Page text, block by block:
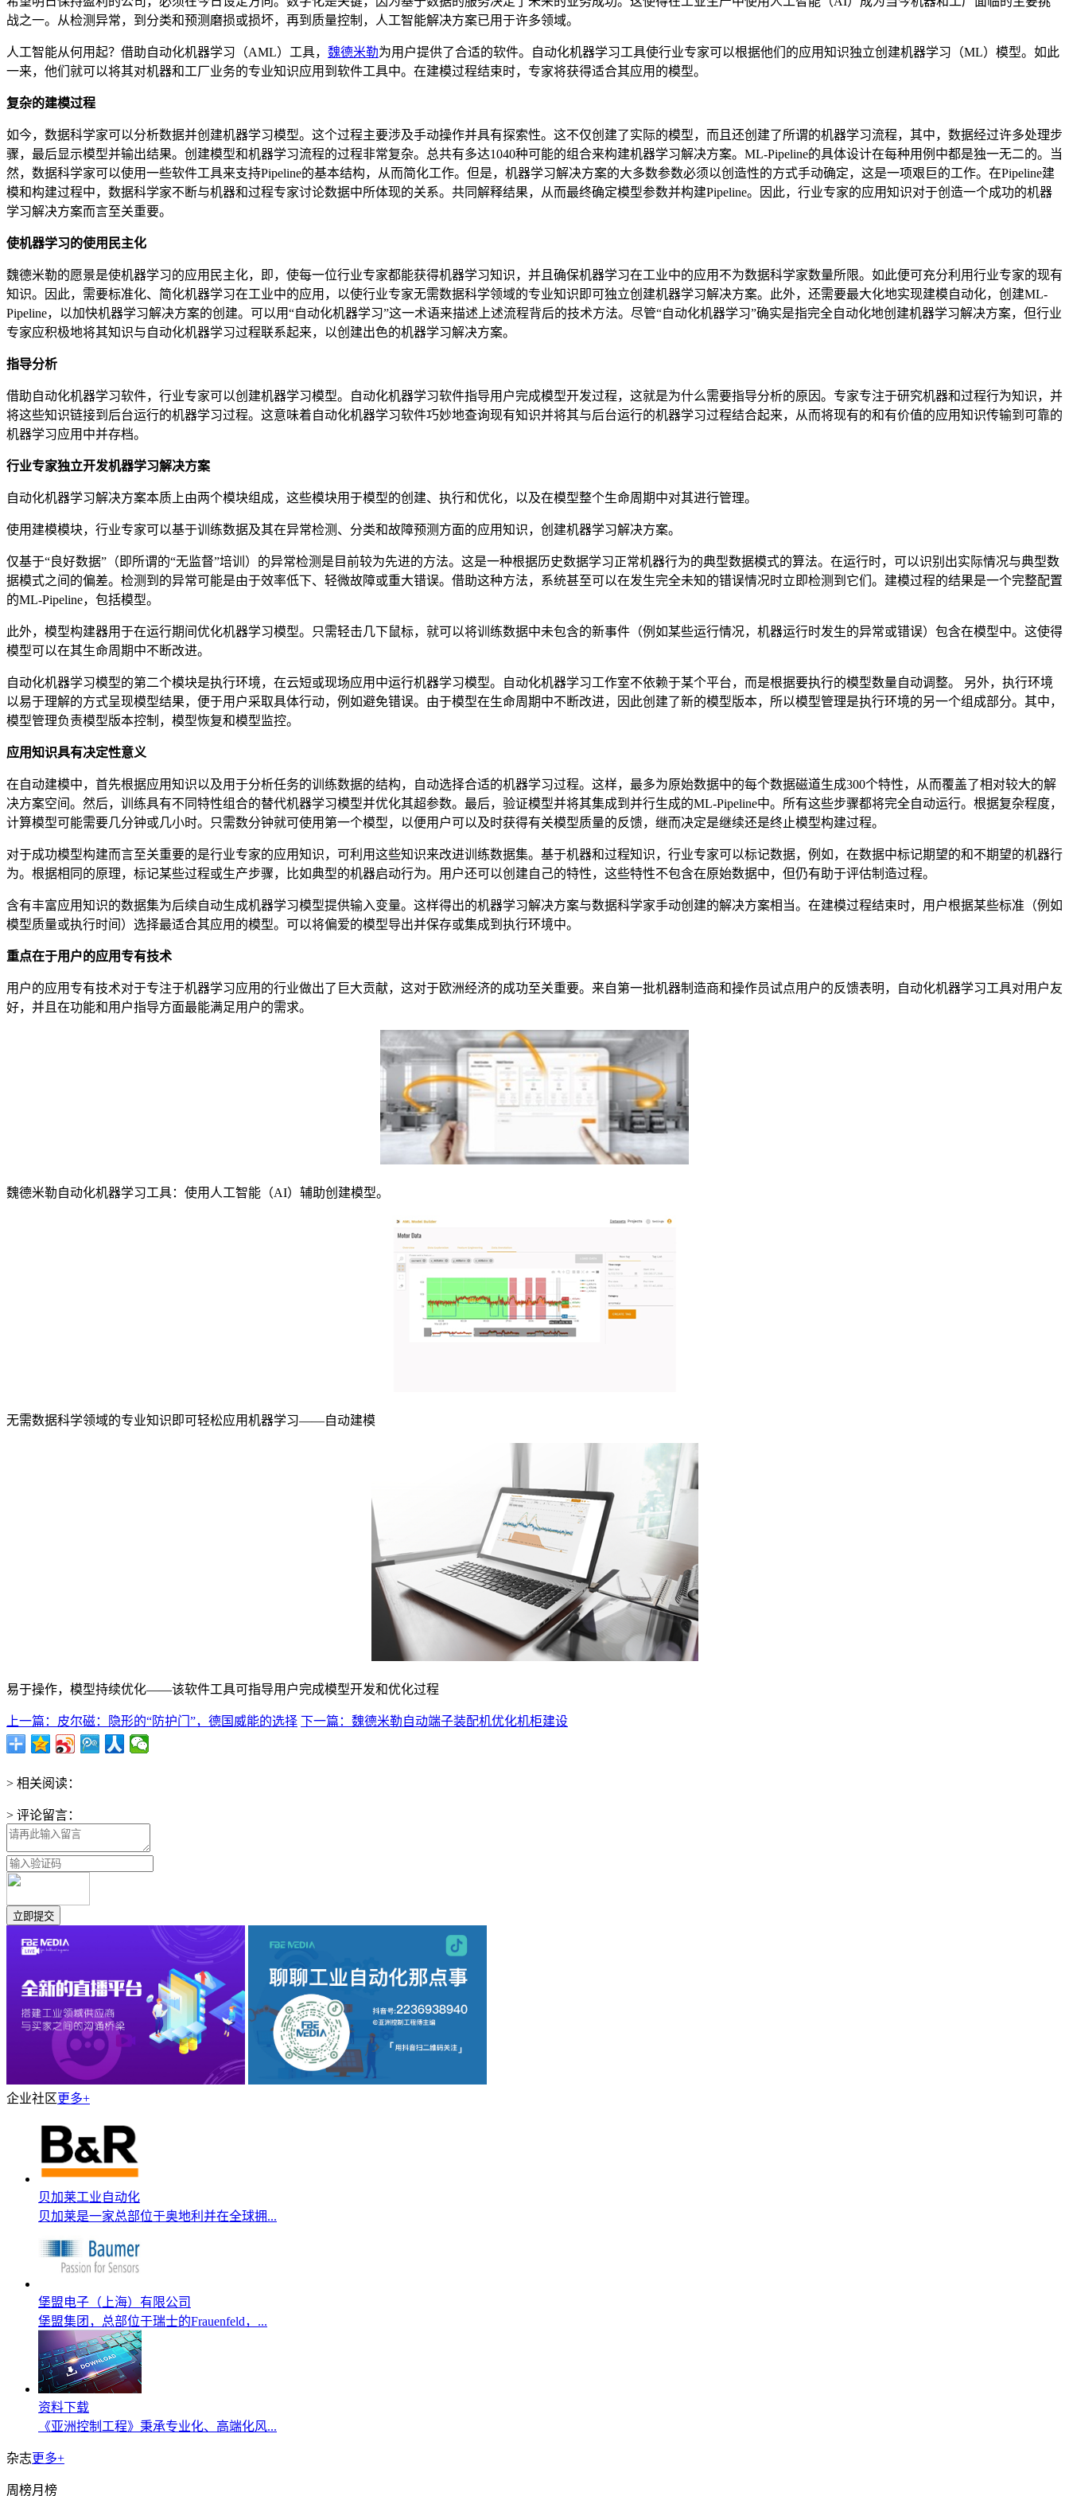
战之一。从检测异常，到分类和预测磨损或损坏，再到质量控制，人工智能解决方案已用于许多领域。
人工智能从何用起？借助自动化机器学习（AML）工具， 魏德米勒为用户提供了合适的软件。自动化机器学习工具使行业专家可以根据他们的应用知识独立创建机器学习（ML）模型。如此
一来，他们就可以将其对机器和工厂业务的专业知识应用到软件工具中。在建模过程结束时，专家将获得适合其应用的模型。
复杂的建模过程
如今，数据科学家可以分析数据并创建机器学习模型。这个过程主要涉及手动操作并具有探索性。这不仅创建了实际的模型，而且还创建了所谓的机器学习流程，其中，数据经过许多处理步
骤，最后显示模型并输出结果。创建模型和机器学习流程的过程非常复杂。总共有多达1040种可能的组合来构建机器学习解决方案。ML-Pipeline的具体设计在每种用例中都是独一无二的。当
然，数据科学家可以使用一些软件工具来支持Pipeline的基本结构，从而简化工作。但是，机器学习解决方案的大多数参数必须以创造性的方式手动确定，这是一项艰巨的工作。在Pipeline建
模和构建过程中，数据科学家不断与机器和过程专家讨论数据中所体现的关系。共同解释结果，从而最终确定模型参数并构建Pipeline。因此，行业专家的应用知识对于创造一个成功的机器
学习解决方案而言至关重要。
使机器学习的使用民主化
魏德米勒的愿景是使机器学习的应用民主化，即，使每一位行业专家都能获得机器学习知识，并且确保机器学习在工业中的应用不为数据科学家数量所限。如此便可充分利用行业专家的现有
知识。因此，需要标准化、简化机器学习在工业中的应用，以使行业专家无需数据科学领域的专业知识即可独立创建机器学习解决方案。此外，还需要最大化地实现建模自动化，创建ML-
Pipeline，以加快机器学习解决方案的创建。可以用“自动化机器学习”这一术语来描述上述流程背后的技术方法。尽管“自动化机器学习”确实是指完全自动化地创建机器学习解决方案，但行业
专家应积极地将其知识与自动化机器学习过程联系起来，以创建出色的机器学习解决方案。
指导分析
借助自动化机器学习软件，行业专家可以创建机器学习模型。自动化机器学习软件指导用户完成模型开发过程，这就是为什么需要指导分析的原因。专家专注于研究机器和过程行为知识，并
将这些知识链接到后台运行的机器学习过程。这意味着自动化机器学习软件巧妙地查询现有知识并将其与后台运行的机器学习过程结合起来，从而将现有的和有价值的应用知识传输到可靠的
机器学习应用中并存档。
行业专家独立开发机器学习解决方案
自动化机器学习解决方案本质上由两个模块组成，这些模块用于模型的创建、执行和优化，以及在模型整个生命周期中对其进行管理。
使用建模模块，行业专家可以基于训练数据及其在异常检测、分类和故障预测方面的应用知识，创建机器学习解决方案。
仅基于“良好数据”（即所谓的“无监督”培训）的异常检测是目前较为先进的方法。这是一种根据历史数据学习正常机器行为的典型数据模式的算法。在运行时，可以识别出实际情况与典型数
据模式之间的偏差。检测到的异常可能是由于效率低下、轻微故障或重大错误。借助这种方法，系统甚至可以在发生完全未知的错误情况时立即检测到它们。建模过程的结果是一个完整配置
的ML-Pipeline，包括模型。
此外，模型构建器用于在运行期间优化机器学习模型。只需轻击几下鼠标，就可以将训练数据中未包含的新事件（例如某些运行情况，机器运行时发生的异常或错误）包含在模型中。这使得
模型可以在其生命周期中不断改进。
自动化机器学习模型的第二个模块是执行环境，在云短或现场应用中运行机器学习模型。自动化机器学习工作室不依赖于某个平台，而是根据要执行的模型数量自动调整。 另外，执行环境
以易于理解的方式呈现模型结果，便于用户采取具体行动，例如避免错误。由于模型在生命周期中不断改进，因此创建了新的模型版本，所以模型管理是执行环境的另一个组成部分。其中，
模型管理负责模型版本控制，模型恢复和模型监控。
应用知识具有决定性意义
在自动建模中，首先根据应用知识以及用于分析任务的训练数据的结构，自动选择合适的机器学习过程。这样，最多为原始数据中的每个数据磁道生成300个特性，从而覆盖了相对较大的解
决方案空间。然后，训练具有不同特性组合的替代机器学习模型并优化其超参数。最后，验证模型并将其集成到并行生成的ML-Pipeline中。所有这些步骤都将完全自动运行。根据复杂程度，
计算模型可能需要几分钟或几小时。只需数分钟就可使用第一个模型，以便用户可以及时获得有关模型质量的反馈，继而决定是继续还是终止模型构建过程。
对于成功模型构建而言至关重要的是行业专家的应用知识，可利用这些知识来改进训练数据集。基于机器和过程知识，行业专家可以标记数据，例如，在数据中标记期望的和不期望的机器行
为。根据相同的原理，标记某些过程或生产步骤，比如典型的机器启动行为。用户还可以创建自己的特性，这些特性不包含在原始数据中，但仍有助于评估制造过程。
含有丰富应用知识的数据集为后续自动生成机器学习模型提供输入变量。这样得出的机器学习解决方案与数据科学家手动创建的解决方案相当。在建模过程结束时，用户根据某些标准（例如
模型质量或执行时间）选择最适合其应用的模型。可以将偏爱的模型导出并保存或集成到执行环境中。
重点在于用户的应用专有技术
用户的应用专有技术对于专注于机器学习应用的行业做出了巨大贡献，这对于欧洲经济的成功至关重要。来自第一批机器制造商和操作员试点用户的反馈表明，自动化机器学习工具对用户友
好，并且在功能和用户指导方面最能满足用户的需求。
魏德米勒自动化机器学习工具：使用人工智能（AI）辅助创建模型。
无需数据科学领域的专业知识即可轻松应用机器学习——自动建模
易于操作，模型持续优化——该软件工具可指导用户完成模型开发和优化过程
上一篇：皮尔磁：隐形的“防护门”，德国威能的选择 下一篇：魏德米勒自动端子装配机优化机柜建设
> 相关阅读：
> 评论留言：
企业社区更多+
贝加莱工业自动化
贝加莱是一家总部位于奥地利并在全球拥...
堡盟电子（上海）有限公司
堡盟集团，总部位于瑞士的Frauenfeld，...
资料下载
《亚洲控制工程》秉承专业化、高端化风...
杂志更多+
周榜月榜